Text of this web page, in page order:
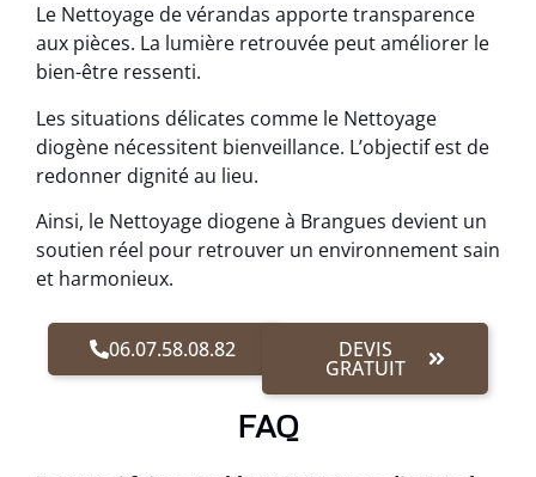
Le Nettoyage de vérandas apporte transparence
aux pièces. La lumière retrouvée peut améliorer le
bien-être ressenti.
Les situations délicates comme le Nettoyage
diogène nécessitent bienveillance. L’objectif est de
redonner dignité au lieu.
Ainsi, le Nettoyage diogene à Brangues devient un
soutien réel pour retrouver un environnement sain
et harmonieux.
06.07.58.08.82 DEVIS
GRATUIT
FAQ